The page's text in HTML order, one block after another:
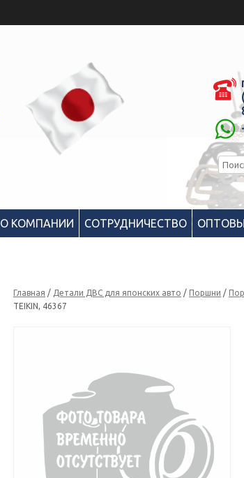
О КОМПАНИИ СОТРУДНИЧЕСТВО
Главная / Детали ДВС для японских авто /Поршни /
TEIKIN, 46367